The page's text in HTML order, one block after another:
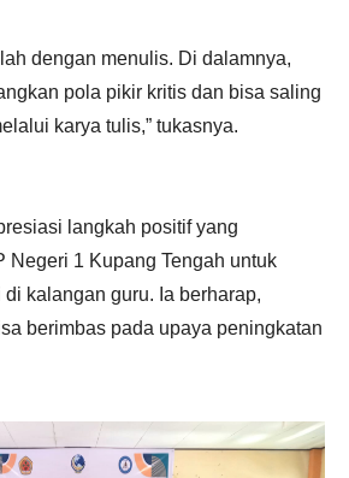
dengan menulis. Di dalamnya,
pola pikir kritis dan bisa saling
karya tulis,” tukasnya.
langkah positif yang
Negeri 1 Kupang Tengah untuk
kalangan guru. Ia berharap,
berimbas pada upaya peningkatan